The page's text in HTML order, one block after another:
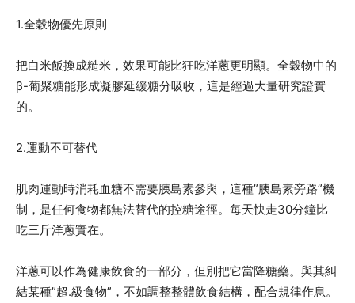
1.全穀物優先原則
把白米飯換成糙米，效果可能比狂吃洋蔥更明顯。全穀物中的
β-葡聚糖能形成凝膠延緩糖分吸收，這是經過大量研究證實
的。
2.運動不可替代
肌肉運動時消耗血糖不需要胰島素參與，這種”胰島素旁路”機
制，是任何食物都無法替代的控糖途徑。每天快走30分鐘比
吃三斤洋蔥實在。
洋蔥可以作為健康飲食的一部分，但別把它當降糖藥。與其糾
結某種”超.級食物”，不如調整整體飲食結構，配合規律作息。